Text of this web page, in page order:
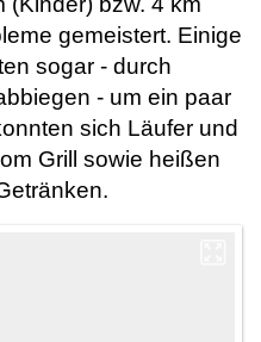
gemeistert. Einige
sogar - durch
- um ein paar
sich Läufer und
Grill sowie heißen